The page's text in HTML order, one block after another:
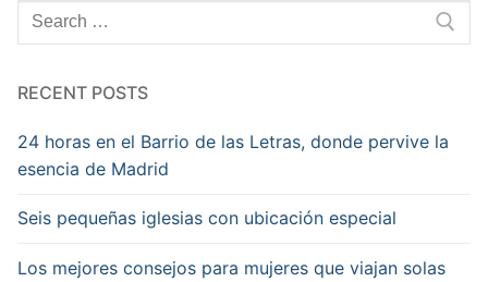
Search
for:
RECENT POSTS
24 horas en el Barrio de las Letras, donde pervive la
esencia de Madrid
Seis pequeñas iglesias con ubicación especial
Los mejores consejos para mujeres que viajan solas